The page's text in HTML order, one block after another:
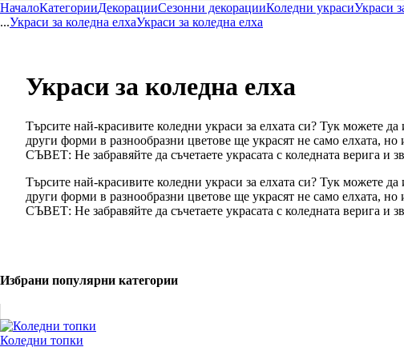
НачалоКатегорииДекорацииСезонни декорацииКоледни украсиУкраси
...Украси за коледна елхаУкраси за коледна елха
Украси за коледна елха
Търсите най-красивите коледни украси за елхата си? Тук можете
други форми в разнообразни цветове ще украсят не само елхата, но
СЪВЕТ: Не забравяйте да съчетаете украсата с коледната верига и
Търсите най-красивите коледни украси за елхата си? Тук можете
други форми в разнообразни цветове ще украсят не само елхата, но
СЪВЕТ: Не забравяйте да съчетаете украсата с коледната верига и
Избрани популярни категории
Коледни топки